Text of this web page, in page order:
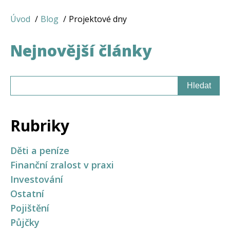
Úvod Blog Projektové dny
Nejnovější články
Rubriky
Děti a peníze
Finanční zralost v praxi
Investování
Ostatní
Pojištění
Půjčky